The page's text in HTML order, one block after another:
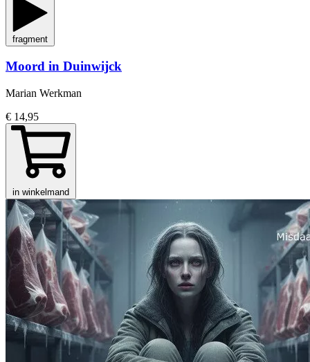
fragment
Moord in Duinwijck
Marian Werkman
€ 14,95
in winkelmand